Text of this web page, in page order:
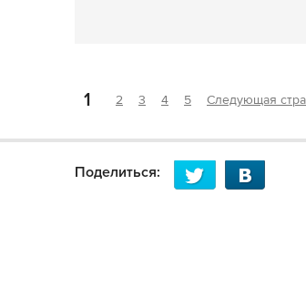
1 2 3 4 5 Следующая
Поделиться: